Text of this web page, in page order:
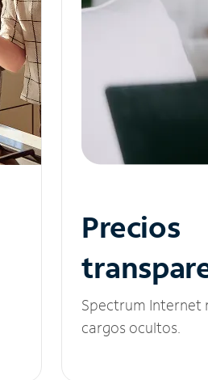
Precios
Spectrum Internet
cargos ocultos.